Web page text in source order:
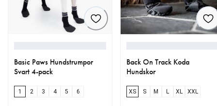
Basic Paws Hundstrumpor
Svart 4-pack
1 2 3 4 5 6
Back On Track Koda
Hundskor
XS S M L XL XXL